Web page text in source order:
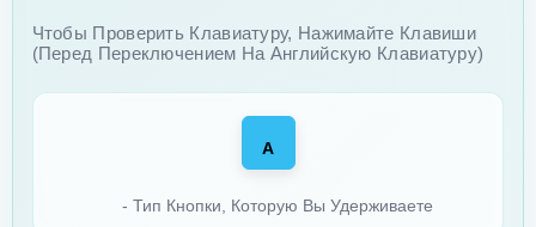
Чтобы Проверить Клавиатуру, Нажимайте Клавиши
(перед Переключением На Английскую Клавиатуру)
A
- Тип Кнопки, Которую Вы Удерживаете